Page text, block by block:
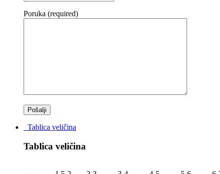
Poruka (required)
Tablica veličina
Tablica veličina